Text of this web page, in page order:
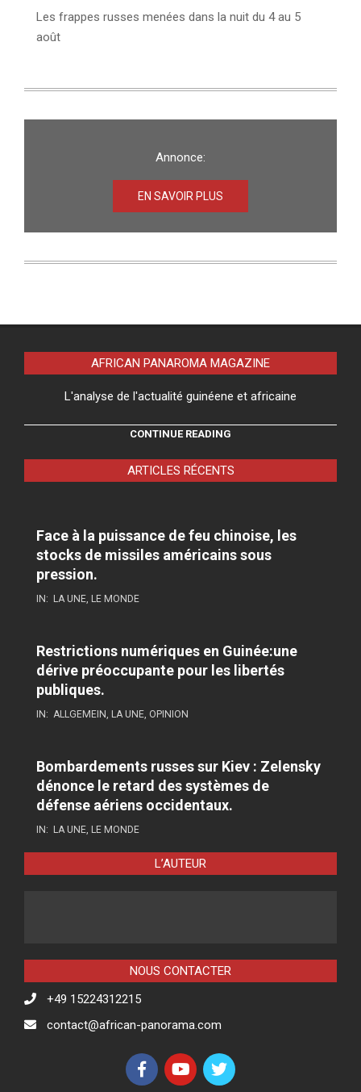
Les frappes russes menées dans la nuit du 4 au 5
août
Annonce:
EN SAVOIR PLUS
AFRICAN PANAROMA MAGAZINE
L'analyse de l'actualité guinéene et africaine
CONTINUE READING
ARTICLES RÉCENTS
Face à la puissance de feu chinoise, les
stocks de missiles américains sous
pression.
IN: LA UNE, LE MONDE
Restrictions numériques en Guinée:une
dérive préoccupante pour les libertés
publiques.
IN: ALLGEMEIN, LA UNE, OPINION
Bombardements russes sur Kiev : Zelensky
dénonce le retard des systèmes de
défense aériens occidentaux.
IN: LA UNE, LE MONDE
L’AUTEUR
NOUS CONTACTER
+49 15224312215
contact@african-panorama.com